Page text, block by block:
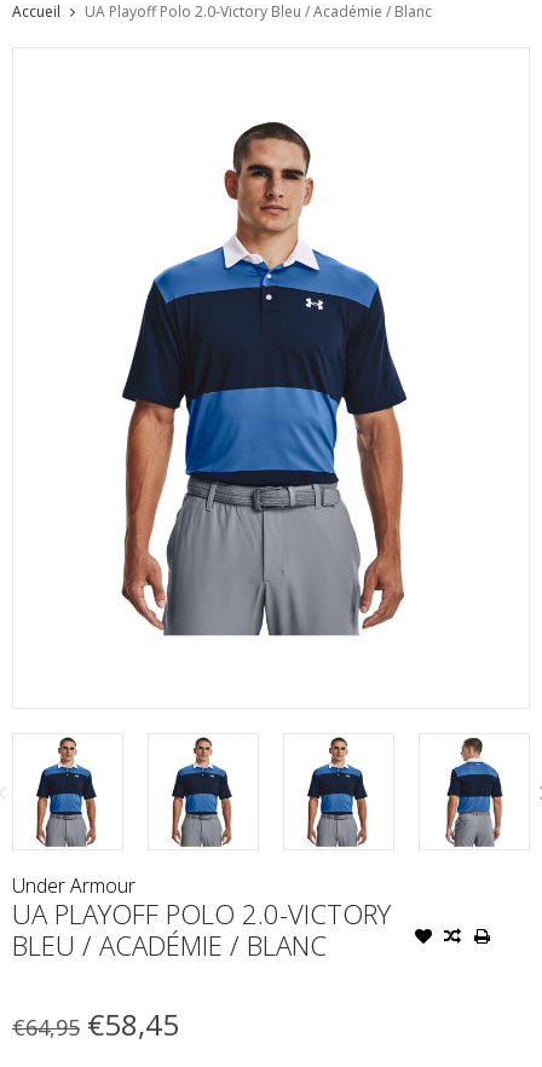
Accueil UA Playoff Polo 2.0-Victory Bleu / Académie / Blanc
Under Armour
UA PLAYOFF POLO 2.0-VICTORY
BLEU / ACADÉMIE / BLANC
€64,95 €58,45